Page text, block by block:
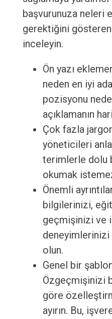
başvurunuza neleri
gerektiğini
inceleyin.
Ön yazı
neden en iyi
pozisyonu
açıklamanın
Çok fazla
yöneticileri
terimlerle dolu
okumak
Önemli
bilgilerinizi,
geçmişinizi ve
olun.
Genel bir
Özgeçmişinizi
göre
ayırın. Bu,